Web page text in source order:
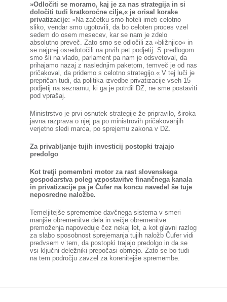
»Odločiti se moramo, kaj je za nas strategija in si
določiti tudi kratkoročne cilje,« je orisal korake
privatizacije: »Na začetku smo hoteli imeti celotno
sliko, vendar smo ugotovili, da bo celoten proces vzel
sedem do osem mesecev, kar se nam je zdelo
absolutno preveč. Zato smo se odločili za »bližnjico« in
se najprej osredotočili na prvih pet podjetij. S predlogom
smo šli na vlado, parlament pa nam je odsvetoval, da
prihajamo nazaj z naslednjim paketom, temveč je od nas
pričakoval, da pridemo s celotno strategijo.« V tej luči je
prepričan tudi, da politika izvedbe privatizacije vseh 15
podjetij na seznamu, ki ga je potrdil DZ, ne sme postaviti
pod vprašaj.
Ministrstvo je prvi osnutek strategije že pripravilo, široka
javna razprava o njej pa po ministrovih pričakovanjih
verjetno sledi marca, po sprejemu zakona v DZ.
Za privabljanje tujih investicij postopki trajajo
predolgo
Kot tretji pomembni motor za rast slovenskega
gospodarstva poleg vzpostavitve finančnega kanala
in privatizacije pa je Čufer na koncu navedel še tuje
neposredne naložbe.
Temeljitejše spremembe davčnega sistema v smeri
manjše obremenitve dela in večje obremenitve
premoženja napoveduje čez nekaj let, a kot glavni razlog
za slabo sposobnost sprejemanja tujih naložb Čufer vidi
predvsem v tem, da postopki trajajo predolgo in da se
vsi ključni deležniki prepočasi obrnejo. Zato se bo tudi
na tem področju zavzel za korenitejše spremembe.